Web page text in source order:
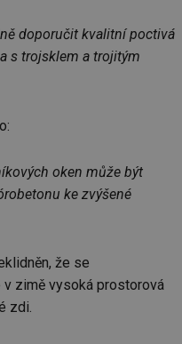
doporučit kvalitní poctivá
s trojsklem a trojitým
oken může být
ke zvýšené
že se
zimě vysoká prostorová
zdi.